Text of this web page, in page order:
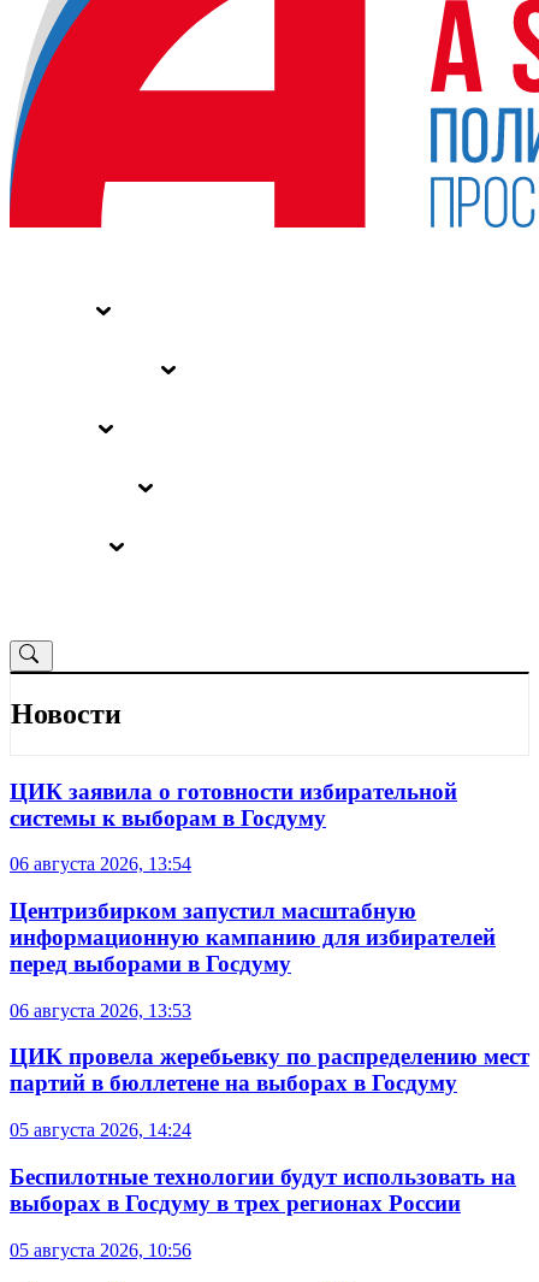
Новости
ЦИК заявила о готовности избирательной
системы к выборам в Госдуму
06 августа 2026, 13:54
Центризбирком запустил масштабную
информационную кампанию для избирателей
перед выборами в Госдуму
06 августа 2026, 13:53
ЦИК провела жеребьевку по распределению мест
партий в бюллетене на выборах в Госдуму
05 августа 2026, 14:24
Беспилотные технологии будут использовать на
выборах в Госдуму в трех регионах России
05 августа 2026, 10:56